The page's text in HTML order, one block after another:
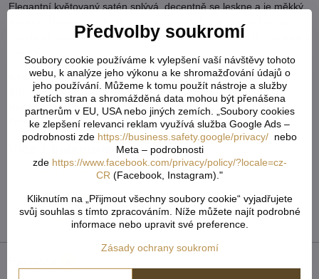
Elegantní květovaný satén splývá, decentně se leskne a je měkký
Skvěle se hodí na šití pyžam, dámských košilek, spodního prádla a
Gramáž:105 g/m²
150 cm
Nemačká se
Oděvní
Látky metráž Satén
Satén a bavlněný satén satén a bavlněný satén
Tvoření & galanterie
Předvolby soukromí
Soubory cookie používáme k vylepšení vaší návštěvy tohoto
webu, k analýze jeho výkonu a ke shromažďování údajů o
jeho používání. Můžeme k tomu použít nástroje a služby
třetích stran a shromážděná data mohou být přenášena
partnerům v EU, USA nebo jiných zemích. „Soubory cookies
ke zlepšení relevanci reklam využívá služba Google Ads –
podrobnosti zde https://business.safety.google/privacy/ nebo
Meta – podrobnosti
zde https://www.facebook.com/privacy/policy/?locale=cz-
CR (Facebook, Instagram)."
Kliknutím na „Přijmout všechny soubory cookie“ vyjadřujete
svůj souhlas s tímto zpracováním. Níže můžete najít podrobné
informace nebo upravit své preference.
Zásady ochrany soukromí